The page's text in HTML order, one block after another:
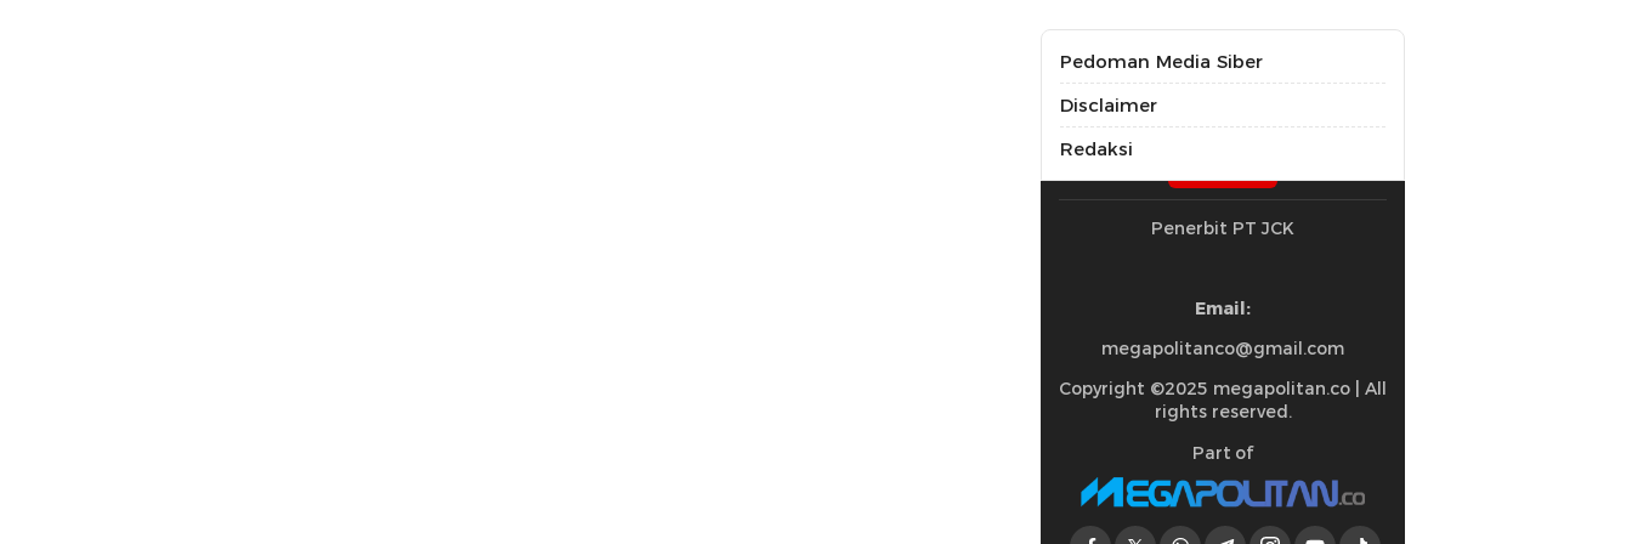
Pedoman Media Siber
Disclaimer
Redaksi
Penerbit PT JCK
Email:
megapolitanco@gmail.com
Copyright ©2025 megapolitan.co | All
rights reserved.
Part of